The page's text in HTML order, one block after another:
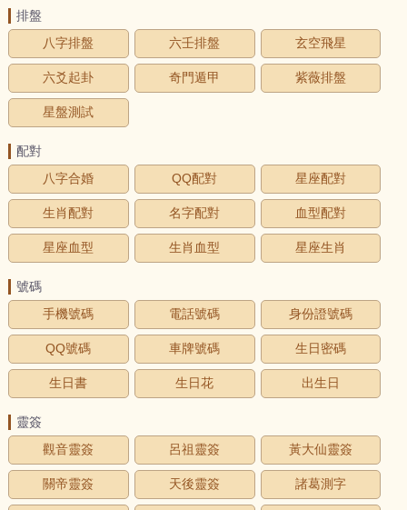
排盤
八字排盤
六壬排盤 玄空飛星
六爻起卦 奇門遁甲 紫薇排盤
星盤測試
配對
八字合婚
QQ配對 星座配對
生肖配對 名字配對 血型配對
星座血型 生肖血型 星座生肖
號碼
手機號碼
電話號碼 身份證號碼
QQ號碼 車牌號碼 生日密碼
生日書 生日花 出生日
靈簽
觀音靈簽
呂祖靈簽 黃大仙靈簽
關帝靈簽 天後靈簽 諸葛測字